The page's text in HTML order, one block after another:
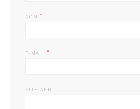
NOM *
E-MAIL *
SITE WEB